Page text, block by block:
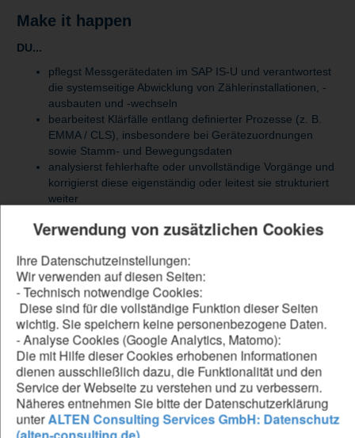
Verwendung von zusätzlichen Cookies
Ihre Datenschutzeinstellungen:
Wir verwenden auf diesen Seiten:
- Technisch notwendige Cookies:
Diese sind für die vollständige Funktion dieser Seiten
wichtig. Sie speichern keine personenbezogene Daten.
- Analyse Cookies (Google Analytics, Matomo):
Die mit Hilfe dieser Cookies erhobenen Informationen
dienen ausschließlich dazu, die Funktionalität und den
Service der Webseite zu verstehen und zu verbessern.
Näheres entnehmen Sie bitte der Datenschutzerklärung
unterALTEN Consulting Services GmbH: Datenschutz
Make it happen
DU...
pflegst Messgerätedaten im SAP IS-U und verantwortest
die systemseitige Abwicklung von Zählerinstallationen, -
ausbauten und -wechseln
bearbeitest Klärfälle entlang definierter Prozesse (z. B.
EMMA / CLS), insbesondere bei Gerätezuordnungen
sowie Stamm- und Bewegungsdaten
analysierst fehlerhafte oder unvollständige Vorgänge und
korrigierst diese eigenständig oder leitest sie strukturiert
weiter
z. B. zu Terminen, Zählerbestellungen oder allgemeinen
bearbeitest Kundenkommunikation schriftlich über
Standardantworten und stellst eine korrekte Weiterleitung
an Fachabteilungen sicher
strukturierst und konsolidierst eingehende E-Mail-
Kommunikation und sorgst für einen klaren und
nachvollziehbaren Informationsfluss
Be our forward thinker
DU...